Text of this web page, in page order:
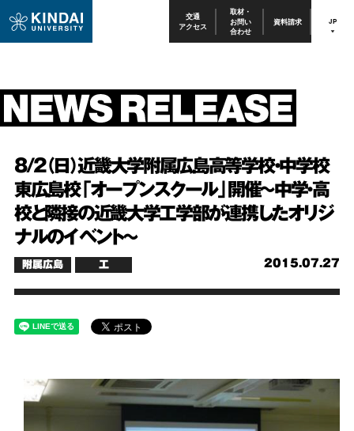
交通
アクセス
取材・
お問い
合わせ
資料請求 JP
8/2（日）近畿大学附属広島高等学校・中学校
東広島校「オープンスクール」開催～中学・高
校と隣接の近畿大学工学部が連携したオリジ
ナルのイベント～
2015.07.27
附属広島 工